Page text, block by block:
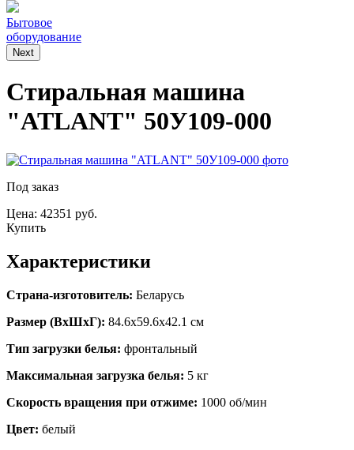
Бытовое
оборудование
Next
Стиральная машина
"ATLANT" 50У109-000
Под заказ
Цена: 42351 руб.
Купить
Характеристики
Страна-изготовитель: Беларусь
Размер (ВхШхГ): 84.6x59.6x42.1 см
Тип загрузки белья: фронтальный
Максимальная загрузка белья: 5 кг
Скорость вращения при отжиме: 1000 об/мин
Цвет: белый